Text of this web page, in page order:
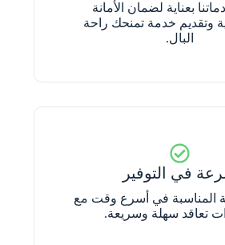
بعناية لضمان الأمانة
وتقديم خدمة تمنحك راحة
البال.
في التوفير
المناسبة في أسرع وقت مع
تعاقد سهلة وسريعة.